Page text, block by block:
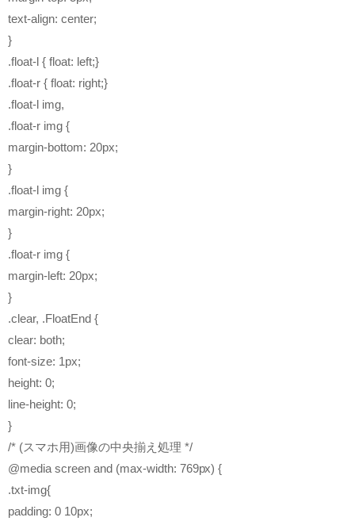
text-align: center;
}
.float-l { float: left;}
.float-r { float: right;}
.float-l img,
.float-r img {
margin-bottom: 20px;
}
.float-l img {
margin-right: 20px;
}
.float-r img {
margin-left: 20px;
}
.clear, .FloatEnd {
clear: both;
font-size: 1px;
height: 0;
line-height: 0;
}
/* (スマホ用)画像の中央揃え処理 */
@media screen and (max-width: 769px) {
.txt-img{
padding: 0 10px;